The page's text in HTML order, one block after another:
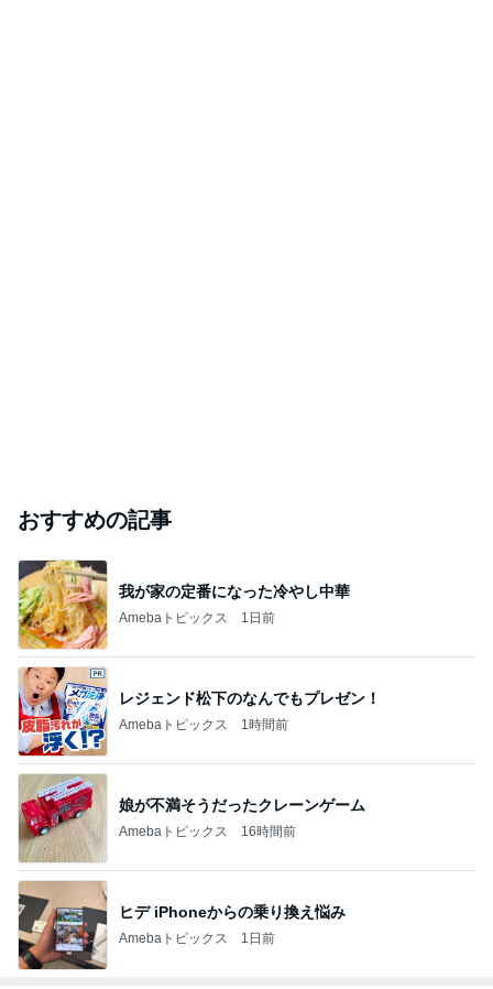
おすすめの記事
我が家の定番になった冷やし中華
Amebaトピックス 1日前
レジェンド松下のなんでもプレゼン！
Amebaトピックス 1時間前
娘が不満そうだったクレーンゲーム
Amebaトピックス 16時間前
ヒデ iPhoneからの乗り換え悩み
Amebaトピックス 1日前